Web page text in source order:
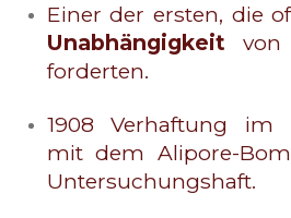
Einer der ersten, die
Unabhängigkeit von
forderten.
1908 Verhaftung im
mit dem Alipore-
Untersuchungshaft.